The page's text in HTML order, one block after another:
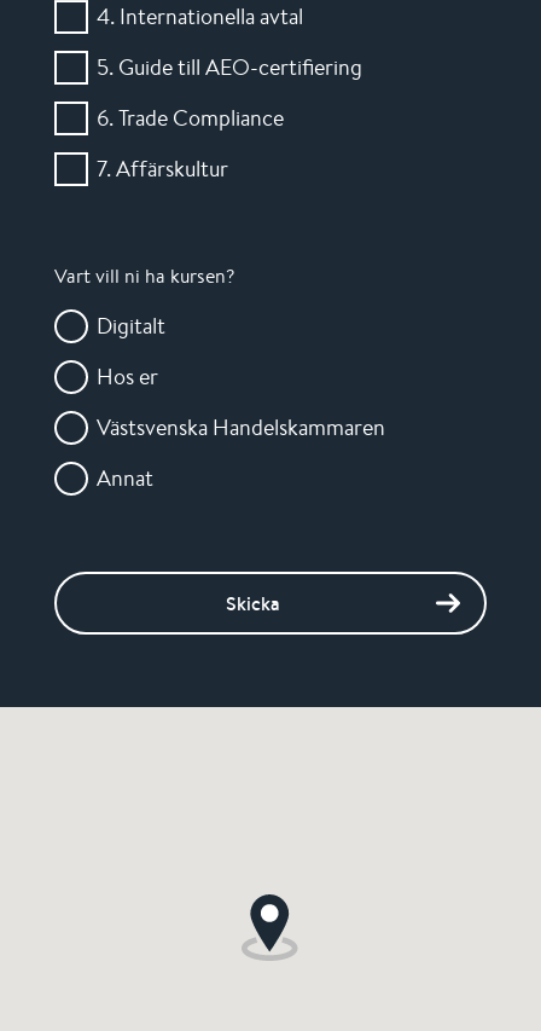
4. Internationella avtal
5. Guide till AEO-certifiering
6. Trade Compliance
7. Affärskultur
Vart vill ni ha kursen?
Digitalt
Hos er
Västsvenska Handelskammaren
Annat
Skicka